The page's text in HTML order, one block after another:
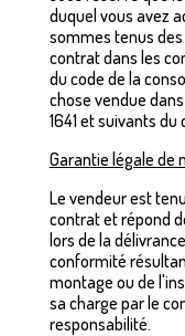
duquel vous avez
sommes tenus
contrat dans les
du code de la
chose vendue
1641 et suivants du
Garantie légale de
Le vendeur est
contrat et répond
lors de la
conformité
montage ou de
sa charge par le
responsabilité.